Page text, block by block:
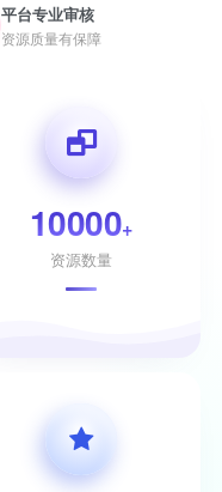
平台专业审核
资源质量有保障
10000+
资源数量